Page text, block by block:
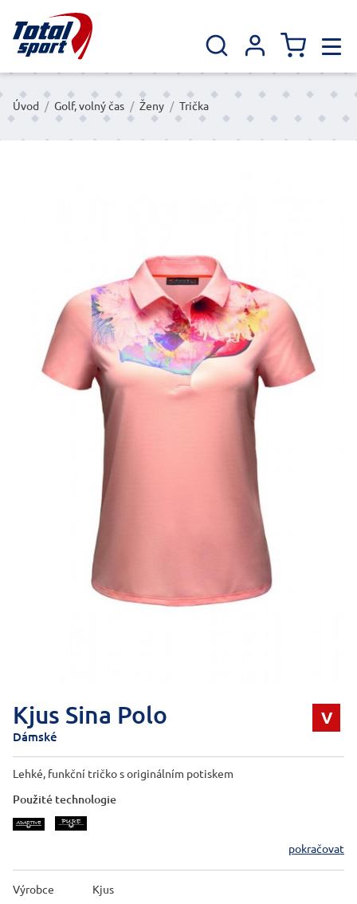
Úvod / Golf, volný čas / Ženy / Trička
Kjus Sina Polo V
Dámské
Lehké, funkční tričko s originálním potiskem
Použité technologie
pokračovat
Výrobce Kjus